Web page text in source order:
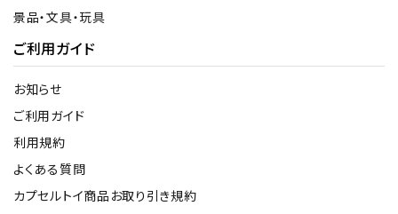
景品・文具・玩具
ご利用ガイド
お知らせ
ご利用ガイド
利用規約
よくある質問
カプセルトイ商品お取り引き規約